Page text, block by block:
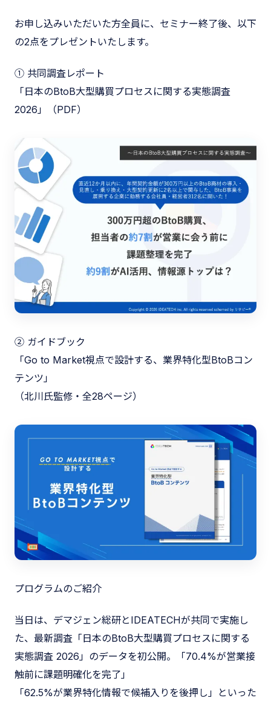
お申し込みいただいた方全員に、セミナー終了後、以下
の2点をプレゼントいたします。
① 共同調査レポート
「日本のBtoB大型購買プロセスに関する実態調査
2026」（PDF）
② ガイドブック
「Go to Market視点で設計する、業界特化型BtoBコン
テンツ」
（北川氏監修・全28ページ）
プログラムのご紹介
当日は、デマジェン総研とIDEATECHが共同で実施し
た、最新調査「日本のBtoB大型購買プロセスに関する
実態調査 2026」のデータを初公開。「70.4%が営業接
触前に課題明確化を完了」
「62.5%が業界特化情報で候補入りを後押し」といった